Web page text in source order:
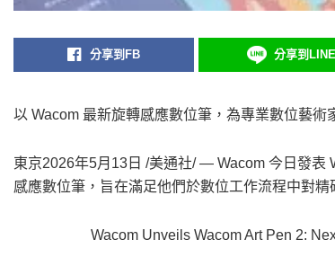
分享到FB 分享到LINE
以 Wacom 最新旋轉感應數位筆，為專業數位藝
東京2026年5月13日 /美通社/ — Wacom 今日發表
感應數位筆，旨在滿足他們於數位工作流程中對精
Wacom Unveils Wacom Art Pen 2: